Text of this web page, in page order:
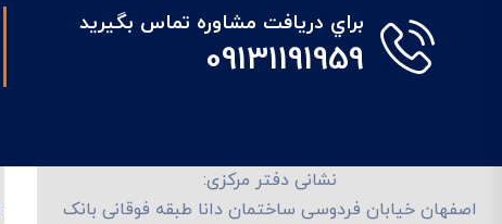
براي دريافت مشاوره تماس بگيريد
09131191959
نشانی دفتر مرکزی:
اصفهان خیابان فردوسی ساختمان دانا طبقه فوقانی بانک